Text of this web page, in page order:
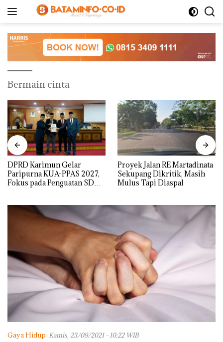
Bermain cinta
DPRD Karimun Gelar
Paripurna KUA-PPAS 2027,
Fokus pada Penguatan SDM,
Proyek Jalan RE Martadinata
Sekupang Dikritik, Masih
Mulus Tapi Diaspal
Gaya Hidup Kamis, 23/09/2021 - 10:22 WIB